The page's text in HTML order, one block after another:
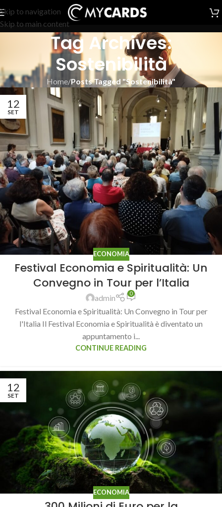
Skip to navigation
Skip to main content
Tag Archives:
Sostenibilità
Home/Posts Tagged "Sostenibilità"
12
SET
ECONOMIA
Festival Economia e Spiritualità: Un
Convegno in Tour per l’Italia
admin 0
Festival Economia e Spiritualità: Un Convegno in Tour per
l'Italia Il Festival Economia e Spiritualità è diventato un
appuntamento i...
CONTINUE READING
12
SET
ECONOMIA